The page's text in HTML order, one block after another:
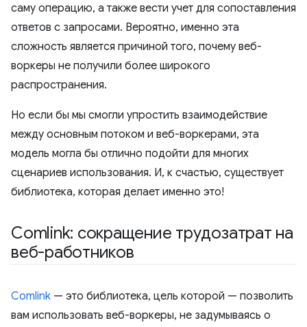
саму операцию, а также вести учет для сопоставления
ответов с запросами. Вероятно, именно эта
сложность является причиной того, почему веб-
воркеры не получили более широкого
распространения.
Но если бы мы смогли упростить взаимодействие
между основным потоком и веб-воркерами, эта
модель могла бы отлично подойти для многих
сценариев использования. И, к счастью, существует
библиотека, которая делает именно это!
Comlink: сокращение трудозатрат на
веб-работников
Comlink — это библиотека, цель которой — позволить
вам использовать веб-воркеры, не задумываясь о